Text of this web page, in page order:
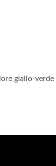
giallo-verde